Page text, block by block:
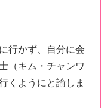
行かず、自分に会
（キム・チャンワ
くようにと諭しま